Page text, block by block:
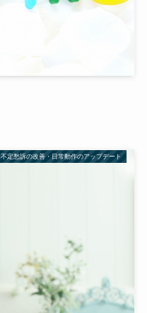
不定愁訴の改善・日常動作のアップデート